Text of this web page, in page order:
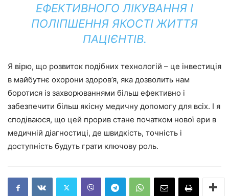
ЕФЕКТИВНОГО ЛІКУВАННЯ І
ПОЛІПШЕННЯ ЯКОСТІ ЖИТТЯ
ПАЦІЄНТІВ.
Я вірю, що розвиток подібних технологій – це інвестиція
в майбутнє охорони здоров’я, яка дозволить нам
боротися із захворюваннями більш ефективно і
забезпечити більш якісну медичну допомогу для всіх. І я
сподіваюся, що цей прорив стане початком нової ери в
медичній діагностиці, де швидкість, точність і
доступність будуть грати ключову роль.